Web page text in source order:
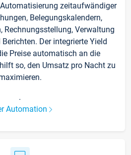
zeitaufwändiger
Belegungskalendern,
Rechnungsstellung, Verwaltung
Der integrierte Yield
Preise automatisch an die
so, den Umsatz pro Nacht zu
.
Automation